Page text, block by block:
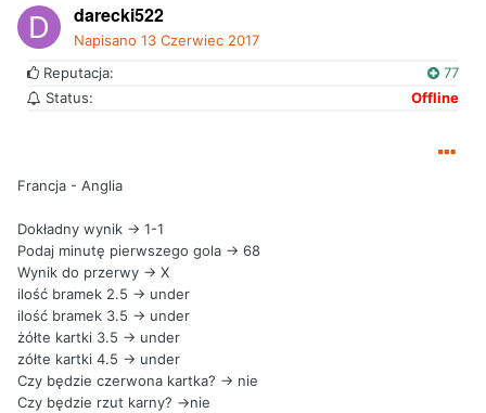
darecki522
Napisano 13 Czerwiec 2017
Reputacja:
77
Status:
Offline
Francja - Anglia
Dokładny wynik -> 1-1
Podaj minutę pierwszego gola -> 68
Wynik do przerwy -> X
ilość bramek 2.5 -> under
ilość bramek 3.5 -> under
żółte kartki 3.5 -> under
zółte kartki 4.5 -> under
Czy będzie czerwona kartka? -> nie
Czy będzie rzut karny? ->nie